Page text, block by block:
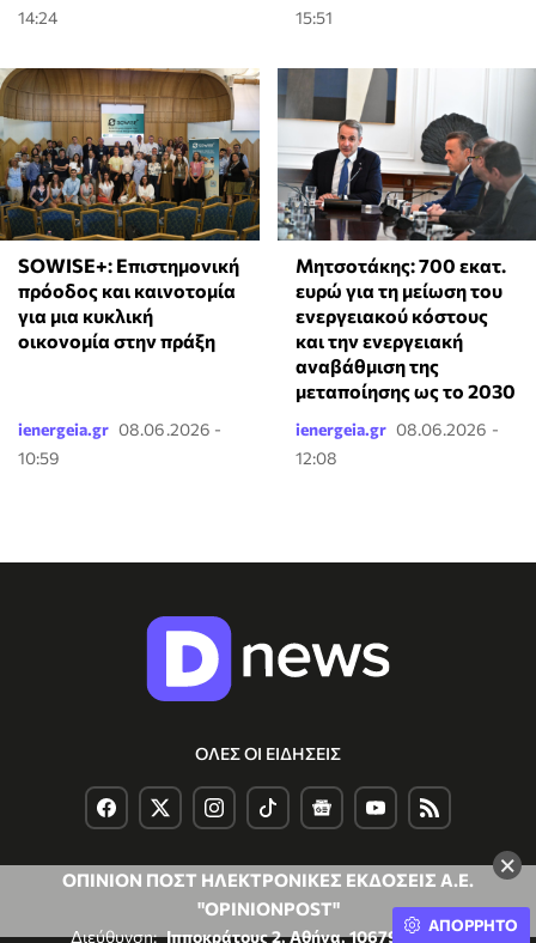
×
14:24
15:51
SOWISE+: Επιστημονική
πρόοδος και καινοτομία
για μια κυκλική
οικονομία στην πράξη
ienergeia.gr 08.06.2026 -
10:59
Μητσοτάκης: 700 εκατ.
ευρώ για τη μείωση του
ενεργειακού κόστους
και την ενεργειακή
αναβάθμιση της
μεταποίησης ως το 2030
ienergeia.gr 08.06.2026 -
12:08
ΟΛΕΣ ΟΙ ΕΙΔΗΣΕΙΣ
ΟΠΙΝΙΟΝ ΠΟΣΤ ΗΛΕΚΤΡΟΝΙΚΕΣ ΕΚΔΟΣΕΙΣ Α.Ε.
"OPINIONPOST"
Διεύθυνση: Ιπποκράτους 2, Αθήνα, 10679, Ελλάδα
ΑΠΟΡΡΗΤΟ